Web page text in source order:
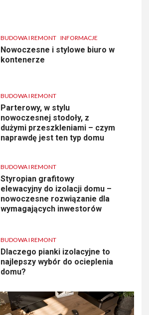
BUDOWA I REMONT INFORMACJE
Nowoczesne i stylowe biuro w
kontenerze
BUDOWA I REMONT
Parterowy, w stylu
nowoczesnej stodoły, z
dużymi przeszkleniami – czym
naprawdę jest ten typ domu
BUDOWA I REMONT
Styropian grafitowy
elewacyjny do izolacji domu –
nowoczesne rozwiązanie dla
wymagających inwestorów
BUDOWA I REMONT
Dlaczego pianki izolacyjne to
najlepszy wybór do ocieplenia
domu?